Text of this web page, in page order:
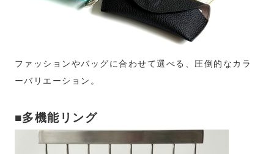
ファッションやバッグに合わせて選べる、圧倒的なカラ
ーバリエーション。
■多機能リング